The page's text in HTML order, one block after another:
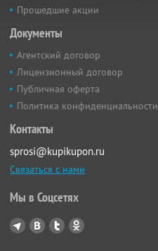
Прошедшие акции
Документы
Агентский договор
Лицензионный договор
Публичная оферта
Политика конфиденциальности
Контакты
sprosi@kupikupon.ru
Связаться с нами
Мы в Соцсетях